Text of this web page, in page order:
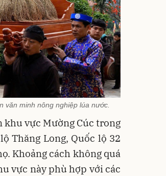
văn minh nông nghiệp lúa nước.
khu vực Mường Cúc trong
Thăng Long, Quốc lộ 32
Khoảng cách không quá
vực này phù hợp với các